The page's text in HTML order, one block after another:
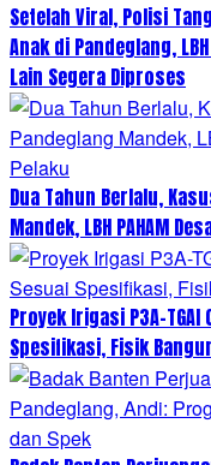
Setelah Viral, Polisi
Anak di Pandeglang,
Lain Segera Diproses
Dua Tahun Berlalu,
Mandek, LBH PAHAM
Proyek Irigasi P3A-
Spesifikasi, Fisik